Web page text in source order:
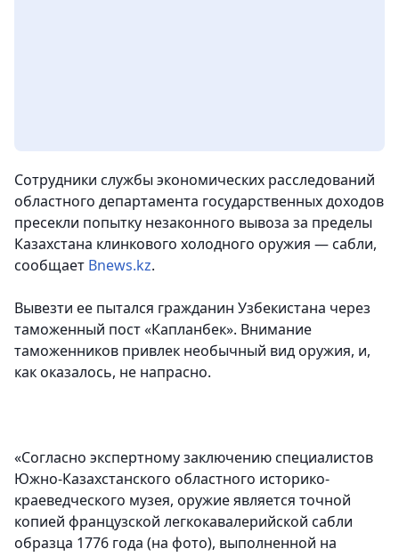
Сотрудники службы экономических расследований
областного департамента государственных доходов
пресекли попытку незаконного вывоза за пределы
Казахстана клинкового холодного оружия — сабли,
сообщает Вnews.kz.
Вывезти ее пытался гражданин Узбекистана через
таможенный пост «Капланбек». Внимание
таможенников привлек необычный вид оружия, и,
как оказалось, не напрасно.
«Согласно экспертному заключению специалистов
Южно-Казахстанского областного историко-
краеведческого музея, оружие является точной
копией французской легкокавалерийской сабли
образца 1776 года (на фото), выполненной на